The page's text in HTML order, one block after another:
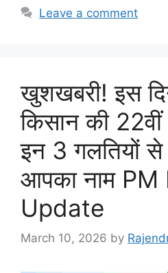
Leave a comment
खुशखबरी! इस
किसान की
इन 3 गलतियों
आपका नाम
Update
March 10, 2026 by